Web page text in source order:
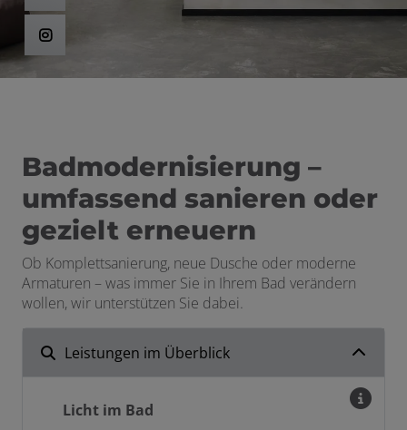
Badmodernisierung –
umfassend sanieren oder
gezielt erneuern
Ob Komplettsanierung, neue Dusche oder moderne
Armaturen – was immer Sie in Ihrem Bad verändern
wollen, wir unterstützen Sie dabei.
Leistungen im Überblick
Licht im Bad
und schließen